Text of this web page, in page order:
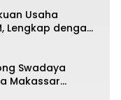
Usaha
Lengkap dengan
Swadaya
Makassar